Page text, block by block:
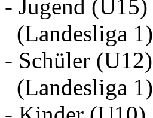
- Jugend (U15)
(Landesliga 1)
- Schüler (U12)
(Landesliga 1)